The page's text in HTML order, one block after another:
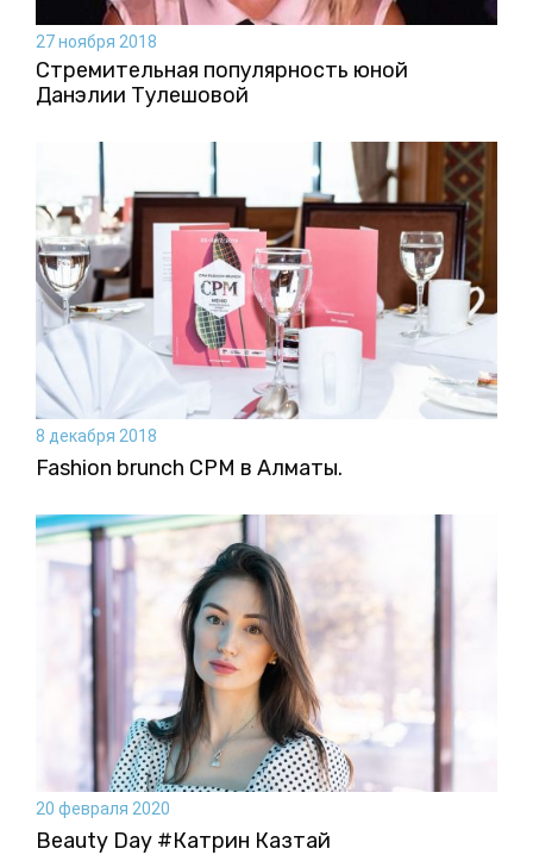
27 ноября 2018
Стремительная популярность юной
Данэлии Тулешовой
8 декабря 2018
Fashion brunch CPM в Алматы.
20 февраля 2020
Beauty Day #Катрин Казтай